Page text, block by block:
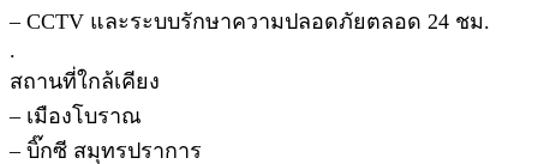
– CCTV และระบบรักษาความปลอดภัยตลอด 24 ชม.
.
สถานที่ใกล้เคียง
– เมืองโบราณ
– บิ๊กซี สมุทรปราการ